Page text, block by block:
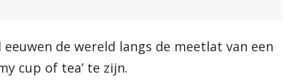
de wereld langs de meetlat van een
cup of tea’ te zijn.